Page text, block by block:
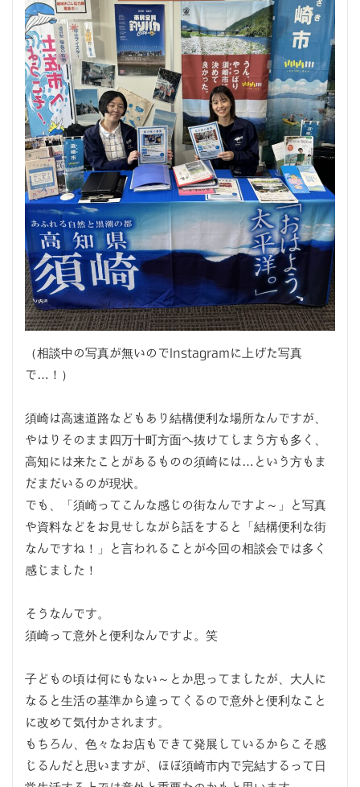
（相談中の写真が無いのでInstagramに上げた写真
で…！）
須崎は高速道路などもあり結構便利な場所なんですが、
やはりそのまま四万十町方面へ抜けてしまう方も多く、
高知には来たことがあるものの須崎には…という方もま
だまだいるのが現状。
でも、「須崎ってこんな感じの街なんですよ～」と写真
や資料などをお見せしながら話をすると「結構便利な街
なんですね！」と言われることが今回の相談会では多く
感じました！
そうなんです。
須崎って意外と便利なんですよ。笑
子どもの頃は何にもない～とか思ってましたが、大人に
なると生活の基準から違ってくるので意外と便利なこと
に改めて気付かされます。
もちろん、色々なお店もできて発展しているからこそ感
じるんだと思いますが、ほぼ須崎市内で完結するって日